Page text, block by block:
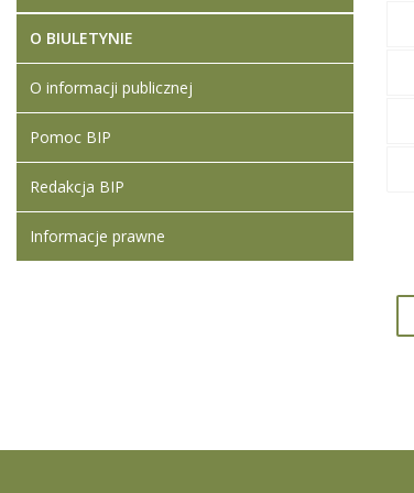
O BIULETYNIE
O informacji publicznej
Pomoc BIP
Redakcja BIP
Informacje prawne